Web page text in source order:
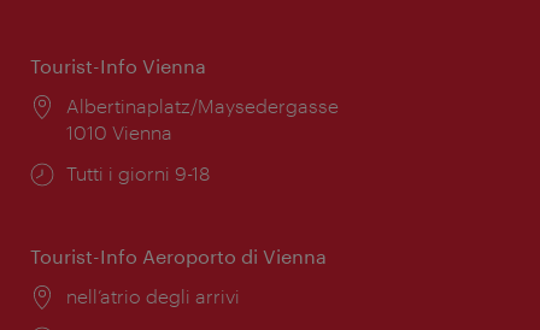
Tourist-Info Vienna
Posizione:
Albertinaplatz/Maysedergasse
1010 Vienna
Orari
Tutti i giorni 9-18
Tourist-Info Aeroporto di Vienna
Posizione:
nell’atrio degli arrivi